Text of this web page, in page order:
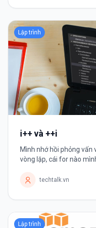
Lập trình
i++ và ++i
Mình nhớ hồi phỏng vấn
vòng lặp, cái for nào
faster but I...
techtalk.vn
Lập trình